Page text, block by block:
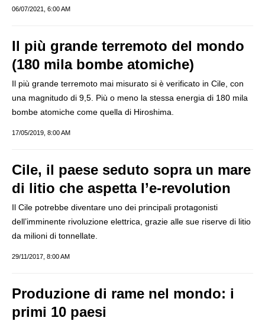
06/07/2021, 6:00 AM
Il più grande terremoto del mondo
(180 mila bombe atomiche)
Il più grande terremoto mai misurato si è verificato in Cile, con
una magnitudo di 9,5. Più o meno la stessa energia di 180 mila
bombe atomiche come quella di Hiroshima.
17/05/2019, 8:00 AM
Cile, il paese seduto sopra un mare
di litio che aspetta l’e-revolution
Il Cile potrebbe diventare uno dei principali protagonisti
dell’imminente rivoluzione elettrica, grazie alle sue riserve di litio
da milioni di tonnellate.
29/11/2017, 8:00 AM
Produzione di rame nel mondo: i
primi 10 paesi